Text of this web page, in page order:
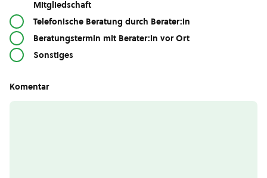
Mitgliedschaft
Telefonische Beratung durch Berater:in
Beratungstermin mit Berater:in vor Ort
Sonstiges
Komentar